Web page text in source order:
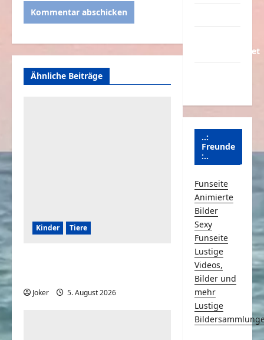
Ähnliche Beiträge
Kinder Tiere
Joker 5. August 2026
Schmunzeln.net
..:
Freunde
:..
Funseite
Animierte
Bilder
Sexy
Funseite
Lustige
Videos,
Bilder und
mehr
Lustige